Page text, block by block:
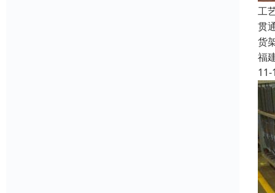
工
贯
货
福
11-